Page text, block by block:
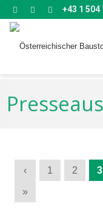
+43 1 504
‹ 1 2 3
»